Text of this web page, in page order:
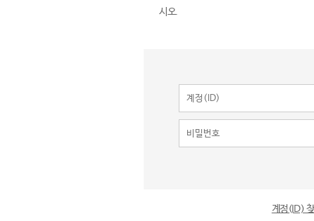
시오.
계정(ID)